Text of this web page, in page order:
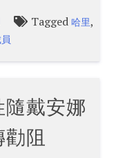
Tagged哈里,
戴安娜
勸阻